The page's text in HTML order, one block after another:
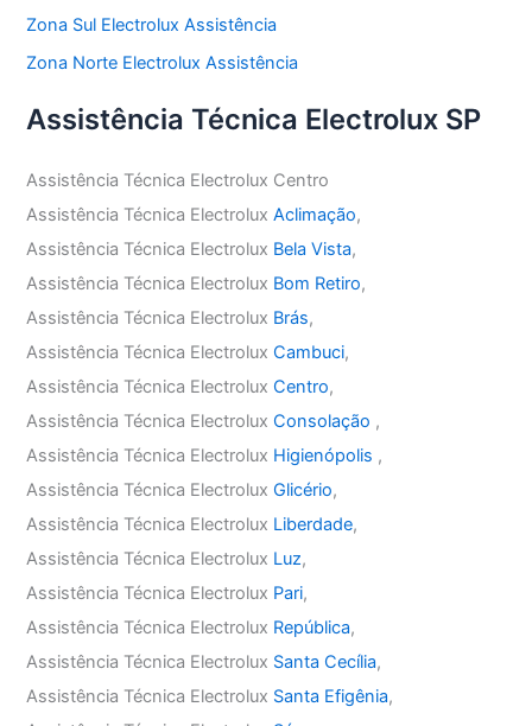
Zona Sul Electrolux Assistência
Zona Norte Electrolux Assistência
Assistência Técnica Electrolux SP
Assistência Técnica Electrolux Centro
Assistência Técnica ElectroluxAclimação,
Assistência Técnica Electrolux Bela Vista,
Assistência Técnica Electrolux Bom Retiro,
Assistência Técnica Electrolux Brás,
Assistência Técnica ElectroluxCambuci,
Assistência Técnica ElectroluxCentro,
Assistência Técnica ElectroluxConsolação ,
Assistência Técnica Electrolux Higienópolis ,
Assistência Técnica ElectroluxGlicério,
Assistência Técnica Electrolux Liberdade,
Assistência Técnica Electrolux Luz,
Assistência Técnica Electrolux Pari,
Assistência Técnica Electrolux República,
Assistência Técnica Electrolux Santa Cecília,
Assistência Técnica Electrolux Santa Efigênia,